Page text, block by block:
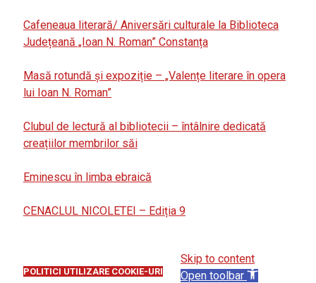
Cafeneaua literară/ Aniversări culturale la Biblioteca
Județeană „Ioan N. Roman” Constanța
Masă rotundă și expoziție – „Valențe literare în opera
lui Ioan N. Roman”
Clubul de lectură al bibliotecii – întâlnire dedicată
creațiilor membrilor săi
Eminescu în limba ebraică
CENACLUL NICOLETEI – Ediția 9
POLITICI UTILIZARE COOKIE-URI
Skip to content
Open toolbar